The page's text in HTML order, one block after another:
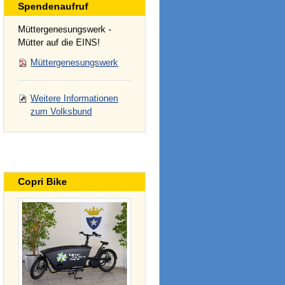
Spendenaufruf
Müttergenesungswerk -
Mütter auf die EINS!
Müttergenesungswerk
Weitere Informationen
zum Volksbund
Copri Bike